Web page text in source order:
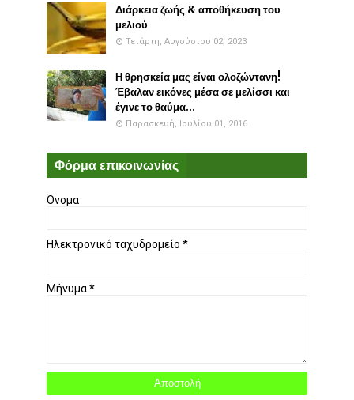
Διάρκεια ζωής & αποθήκευση του
μελιού
Τετάρτη, Αυγούστου 02, 2023
Η θρησκεία μας είναι ολοζώντανη!
Έβαλαν εικόνες μέσα σε μελίσσι και
έγινε το θαύμα...
Παρασκευή, Ιουλίου 01, 2016
Φόρμα επικοινωνίας
Όνομα
Ηλεκτρονικό ταχυδρομείο *
Μήνυμα*